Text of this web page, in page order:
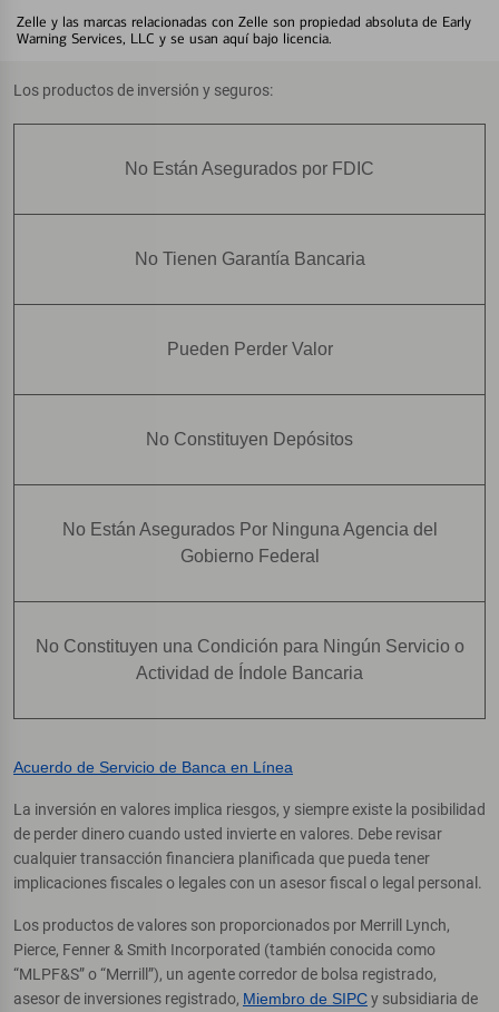
Zelle y las marcas relacionadas con Zelle son propiedad absoluta de Early
Warning Services, LLC y se usan aquí bajo licencia.
Los productos de inversión y seguros:
No Están Asegurados por FDIC
No Tienen Garantía Bancaria
Pueden Perder Valor
No Constituyen Depósitos
No Están Asegurados Por Ninguna Agencia del
Gobierno Federal
No Constituyen una Condición para Ningún Servicio o
Actividad de Índole Bancaria
Acuerdo de Servicio de Banca en Línea
La inversión en valores implica riesgos, y siempre existe la posibilidad
de perder dinero cuando usted invierte en valores. Debe revisar
cualquier transacción financiera planificada que pueda tener
implicaciones fiscales o legales con un asesor fiscal o legal personal.
Los productos de valores son proporcionados por Merrill Lynch,
Pierce, Fenner & Smith Incorporated (también conocida como
“MLPF&S” o “Merrill”), un agente corredor de bolsa registrado,
asesor de inversiones registrado, Miembro de SIPCy subsidiaria de